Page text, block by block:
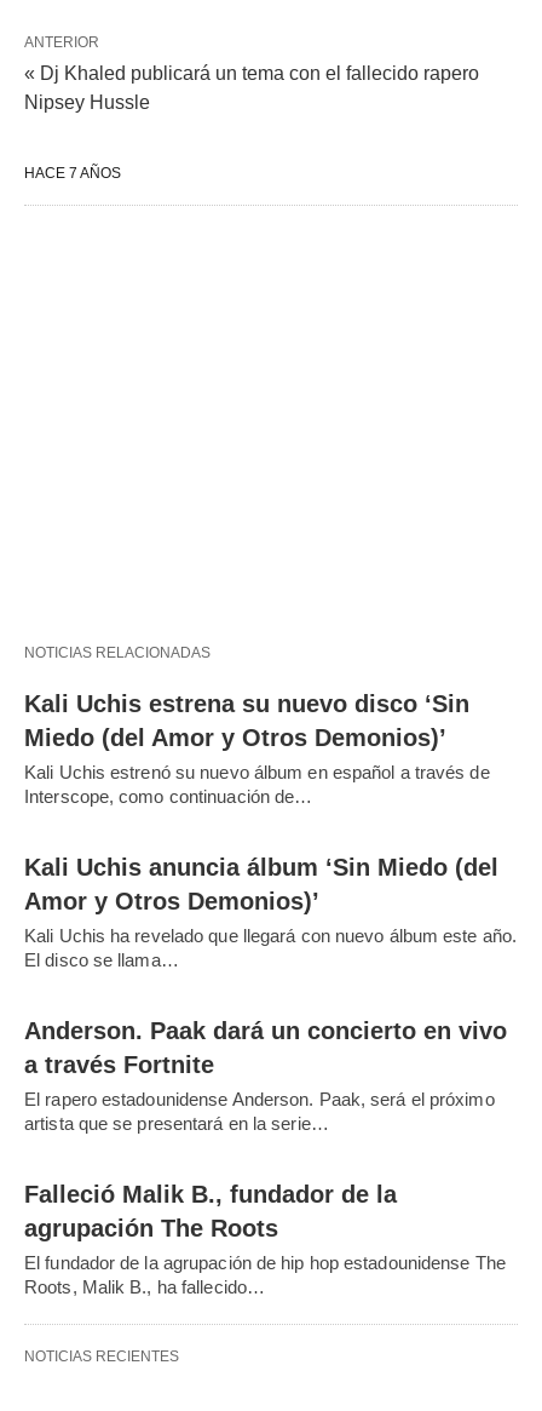
ANTERIOR
« Dj Khaled publicará un tema con el fallecido rapero
Nipsey Hussle
HACE 7 AÑOS
NOTICIAS RELACIONADAS
Kali Uchis estrena su nuevo disco ‘Sin
Miedo (del Amor y Otros Demonios)’
Kali Uchis estrenó su nuevo álbum en español a través de
Interscope, como continuación de…
Kali Uchis anuncia álbum ‘Sin Miedo (del
Amor y Otros Demonios)’
Kali Uchis ha revelado que llegará con nuevo álbum este año.
El disco se llama…
Anderson. Paak dará un concierto en vivo
a través Fortnite
El rapero estadounidense Anderson. Paak, será el próximo
artista que se presentará en la serie…
Falleció Malik B., fundador de la
agrupación The Roots
El fundador de la agrupación de hip hop estadounidense The
Roots, Malik B., ha fallecido…
NOTICIAS RECIENTES